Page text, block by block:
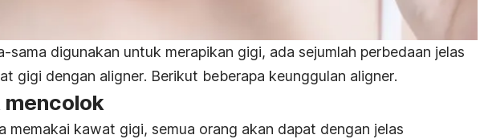
sama digunakan untuk merapikan gigi, ada sejumlah perbedaan jelas
gigi dengan aligner. Berikut beberapa keunggulan aligner.
mencolok
memakai kawat gigi, semua orang akan dapat dengan jelas